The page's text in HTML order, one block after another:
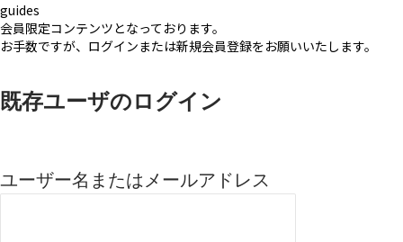
guides
会員限定コンテンツとなっております。
お手数ですが、ログインまたは新規会員登録をお願いいたします。
既存ユーザのログイン
ユーザー名またはメールアドレス